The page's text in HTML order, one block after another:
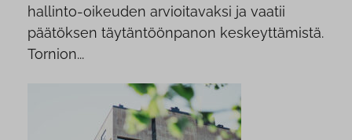
hallinto-oikeuden arvioitavaksi ja vaatii
päätöksen täytäntöönpanon keskeyttämistä.
Tornion...